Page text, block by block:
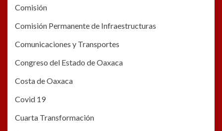
Comisión
Comisión Permanente de Infraestructuras
Comunicaciones y Transportes
Congreso del Estado de Oaxaca
Costa de Oaxaca
Covid 19
Cuarta Transformación